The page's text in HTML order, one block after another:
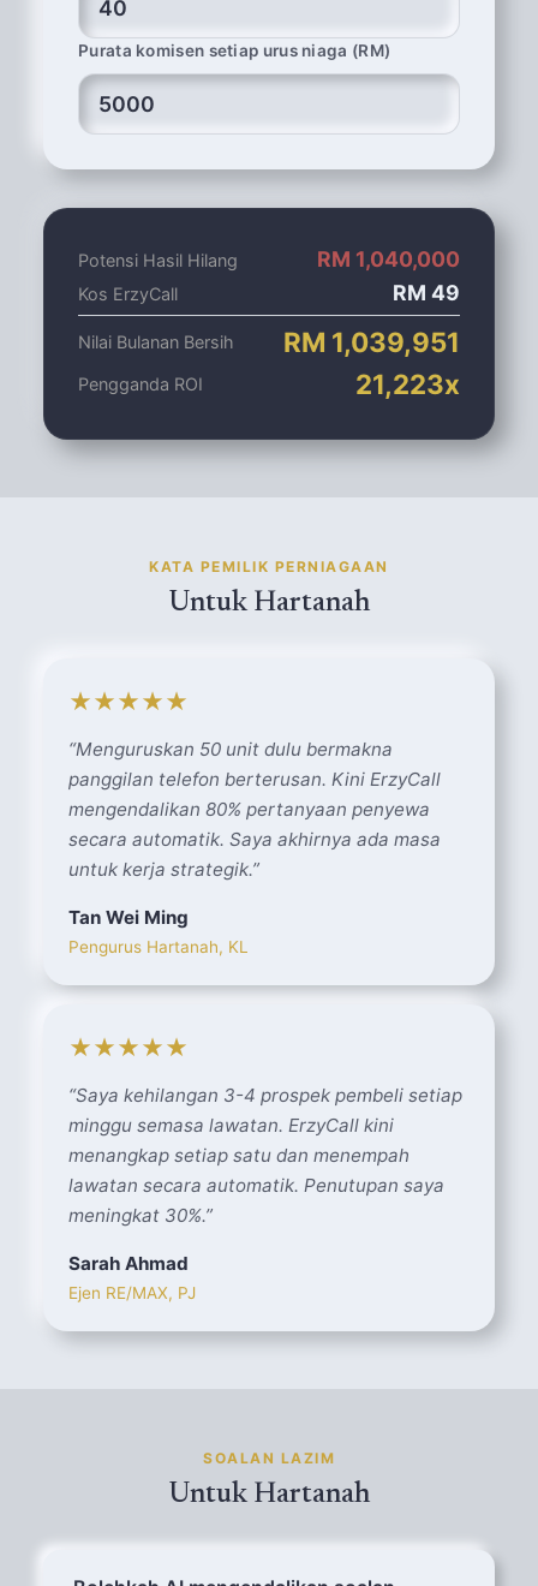
Purata komisen setiap urus niaga (RM)
Potensi Hasil Hilang RM 1,040,000
Kos ErzyCall RM 49
Nilai Bulanan Bersih RM 1,039,951
Pengganda ROI 21,223x
KATA PEMILIK PERNIAGAAN
Untuk Hartanah
★★★★★
“Menguruskan 50 unit dulu bermakna
panggilan telefon berterusan. Kini ErzyCall
mengendalikan 80% pertanyaan penyewa
secara automatik. Saya akhirnya ada masa
untuk kerja strategik.”
Tan Wei Ming
Pengurus Hartanah, KL
★★★★★
“Saya kehilangan 3-4 prospek pembeli setiap
minggu semasa lawatan. ErzyCall kini
menangkap setiap satu dan menempah
lawatan secara automatik. Penutupan saya
meningkat 30%.”
Sarah Ahmad
Ejen RE/MAX, PJ
SOALAN LAZIM
Untuk Hartanah